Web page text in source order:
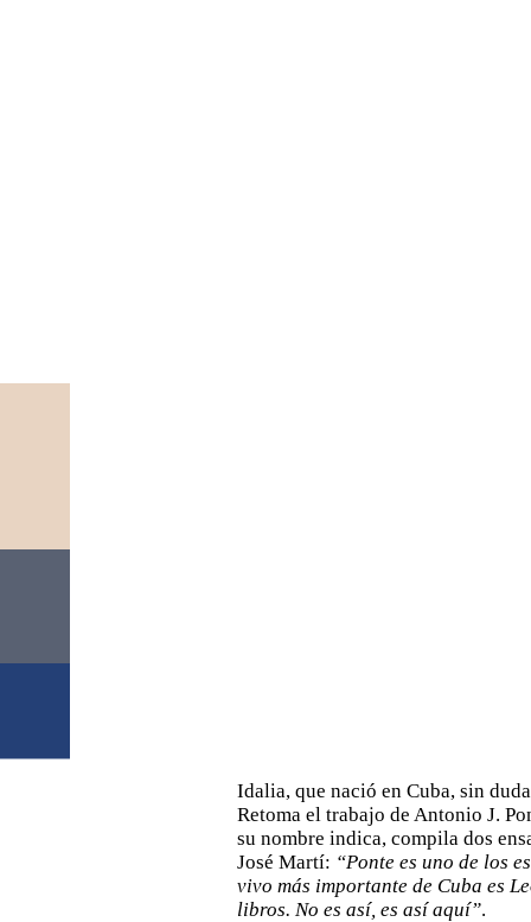
Idalia, que nació en Cuba, sin
Retoma el trabajo de Antonio J.
su nombre indica, compila dos
José Martí: “Ponte es uno de los
vivo más importante de Cuba es
libros. No es así, es así aquí”.